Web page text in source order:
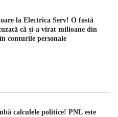
la Electrica Serv! O fostă
că și-a virat milioane din
conturile personale
calculele politice! PNL este